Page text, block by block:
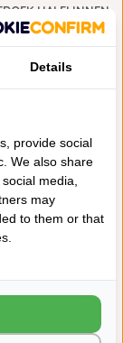
HALFLINNEN
CAMPUS 955,
(17), 50X70 CM
Details
provide social
We also share
media,
may
to them or that